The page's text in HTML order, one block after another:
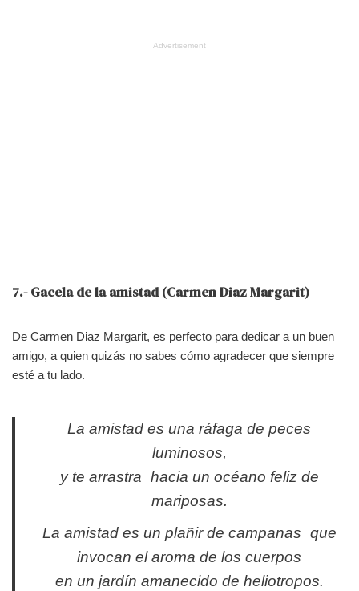
Advertisement
7.- Gacela de la amistad (Carmen Diaz Margarit)
De Carmen Diaz Margarit, es perfecto para dedicar a un buen
amigo, a quien quizás no sabes cómo agradecer que siempre
esté a tu lado.
La amistad es una ráfaga de peces
luminosos,
y te arrastra hacia un océano feliz de
mariposas.
La amistad es un plañir de campanas que
invocan el aroma de los cuerpos
en un jardín amanecido de heliotropos.